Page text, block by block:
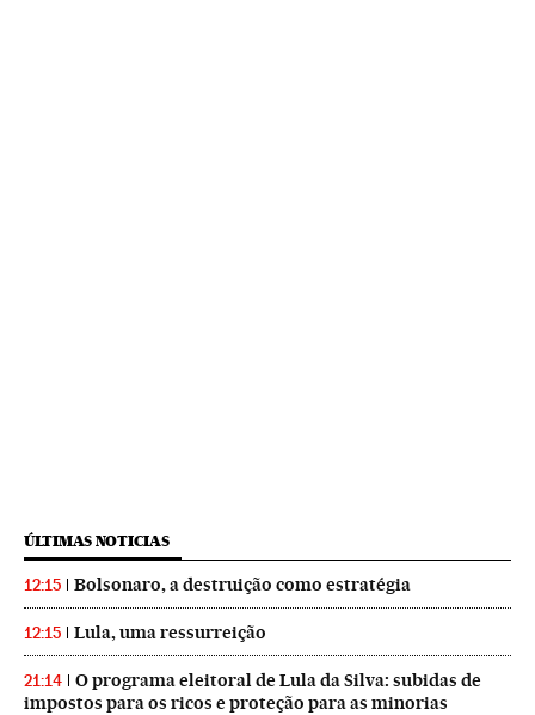
ÚLTIMAS NOTICIAS
12:15 Bolsonaro, a destruição como estratégia
12:15 Lula, uma ressurreição
21:14
O programa eleitoral de Lula da Silva: subidas de
impostos para os ricos e proteção para as minorias